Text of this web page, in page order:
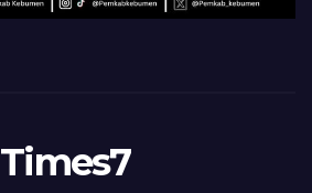
Times7